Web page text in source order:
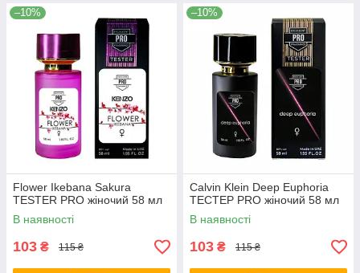
–10%
Flower Ikebana Sakura
ТESTER PRO жіночий 58 мл
В наявності
103 ₴ 115 ₴
–10%
Calvin Klein Deep Euphoria
ТЕСТЕР PRO жіночий 58 мл
В наявності
103 ₴ 115 ₴